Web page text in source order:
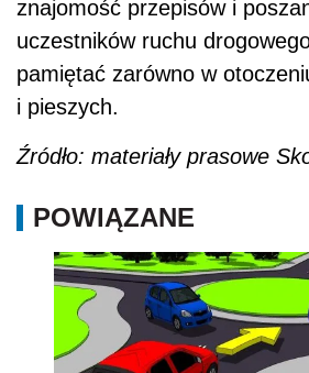
znajomość przepisów i
uczestników ruchu
pamiętać zarówno w
i pieszych.
Źródło: materiały prasowe
POWIĄZANE